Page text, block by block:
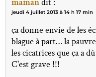
jeudi 4 juillet 2013 à 14 h 17 min
ça donne envie de les
blague à part… la
les cicatrices que ça a
C'est grave !!!